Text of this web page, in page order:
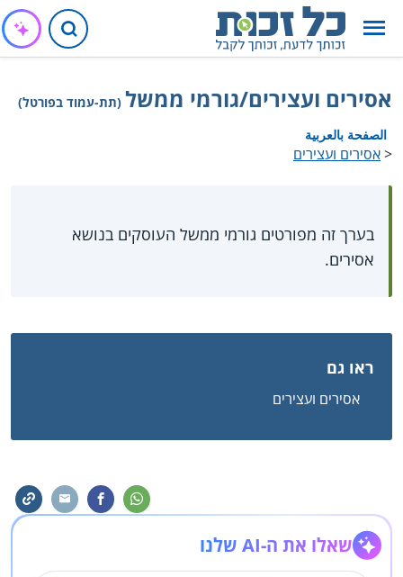
אסירים ועצירים/גורמי ממשל (תת-עמוד בפורטל)
الصفحة بالعربية
<אסירים ועצירים
בערך זה מפורטים גורמי ממשל העוסקים בנושא
אסירים.
ראו גם
אסירים ועצירים
שאלו את ה-AI שלנו